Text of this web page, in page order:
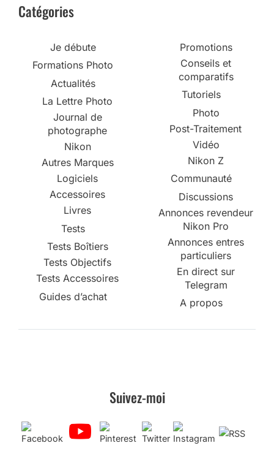
Catégories
Je débute
Formations Photo
Actualités
La Lettre Photo
Journal de
photographe
Nikon
Autres Marques
Logiciels
Accessoires
Livres
Tests
Tests Boîtiers
Tests Objectifs
Tests Accessoires
Guides d’achat
Promotions
Conseils et
comparatifs
Tutoriels
Photo
Post-Traitement
Vidéo
Nikon Z
Communauté
Discussions
Annonces revendeur
Nikon Pro
Annonces entres
particuliers
En direct sur
Telegram
A propos
Suivez-moi